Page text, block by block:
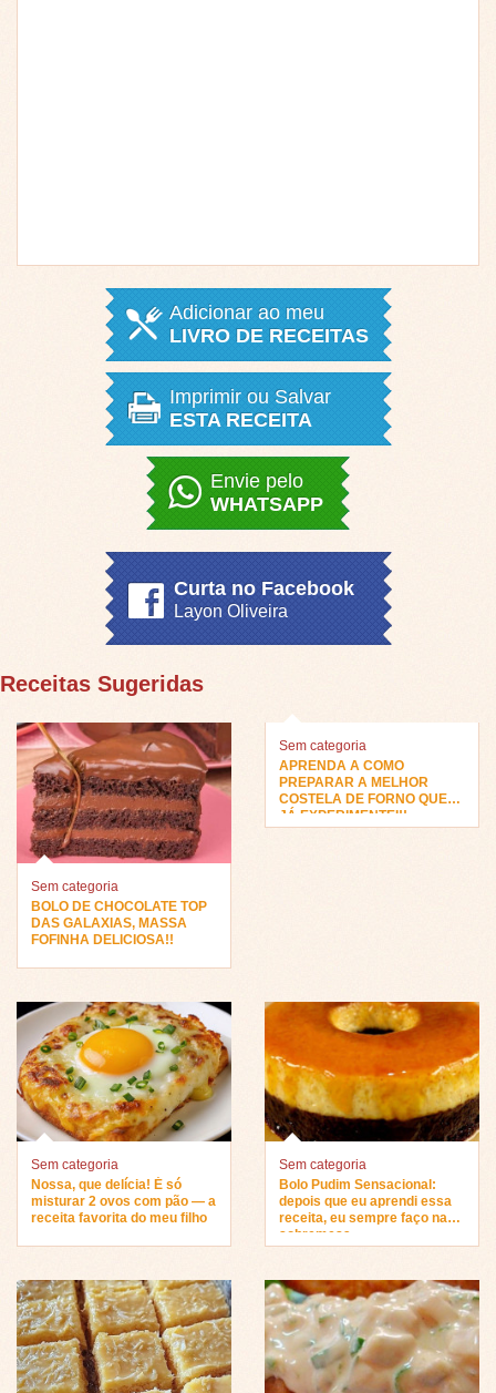
Adicionar ao meu
LIVRO DE RECEITAS
Imprimir ou Salvar
ESTA RECEITA
Envie pelo
WHATSAPP
Curta no Facebook
Layon Oliveira
Receitas Sugeridas
Sem categoria
BOLO DE CHOCOLATE TOP
DAS GALAXIAS, MASSA
FOFINHA DELICIOSA!!
Sem categoria
APRENDA A COMO
PREPARAR A MELHOR
COSTELA DE FORNO QUE
JÁ EXPERIMENTEI!!
Sem categoria
Nossa, que delícia! É só
misturar 2 ovos com pão — a
receita favorita do meu filho
Sem categoria
Bolo Pudim Sensacional:
depois que eu aprendi essa
receita, eu sempre faço na
sobremesa…